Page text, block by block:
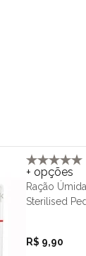
+ opções
Ração
Sterilised
R$ 9,90